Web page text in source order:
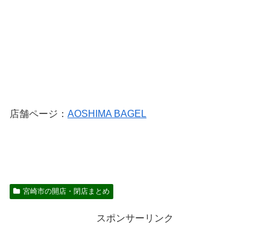
店舗ページ： AOSHIMA BAGEL
宮崎市の開店・閉店まとめ
スポンサーリンク